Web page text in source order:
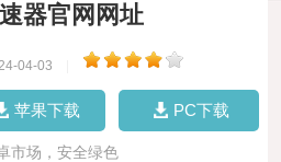
器官网网址
04-03
苹果下载 PC下载
市场，安全绿色